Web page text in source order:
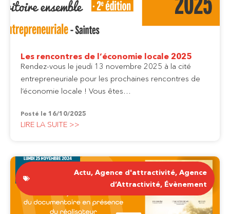
Les rencontres de l’économie locale 2025
Rendez-vous le jeudi 13 novembre 2025 à la cité
entrepreneuriale pour les prochaines rencontres de
l’économie locale ! Vous êtes…
Posté le 16/10/2025
LIRE LA SUITE >>
Actu, Agence d'attractivité, Agence
d’Attractivité, Évènement